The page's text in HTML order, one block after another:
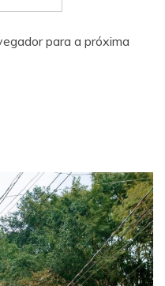
para a próxima